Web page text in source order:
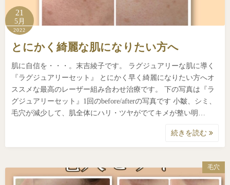
21
5月
2022
とにかく綺麗な肌になりたい方へ
肌に自信を・・・。末吉綾子です。 ラグジュアリーな肌に導く
『ラグジュアリーセット』 とにかく早く綺麗になりたい方へオ
ススメな最高のレーザー組み合わせ治療です。 下の写真は『ラ
グジュアリーセット』1回のbefore/afterの写真です 小皺、シミ、
毛穴が減少して、肌全体にハリ・ツヤがでてキメが整い明…
続きを読む
毛穴